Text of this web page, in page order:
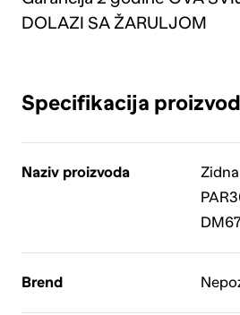
DOLAZI SA ŽARULJOM
Specifikacija
Naziv proizvoda
Brend